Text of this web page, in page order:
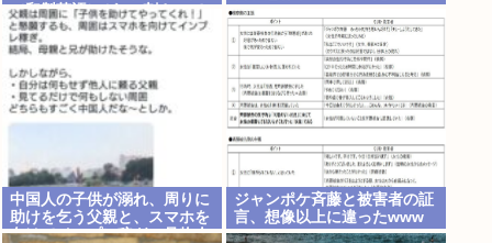
（和製英語）がZに刺さって
るらしい。お前らがキッズの
頃好きだったバンドは何？
中国人の子供が溺れ、周りに
助けを乞う父親と、スマホを
向けてインプレ稼ぎの見物人
ジャンポケ斉藤と被害者の証
言、想像以上に違ったwww